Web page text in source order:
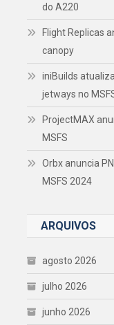
do A220
Flight Replicas
canopy
iniBuilds
jetways no
ProjectMAX
MSFS
Orbx anuncia
MSFS 2024
ARQUIVOS
agosto 2026
julho 2026
junho 2026